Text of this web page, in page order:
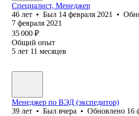
Специалист, Менеджер
46 лет • Был 14 февраля 2021 •
7 февраля 2021
35 000 ₽
Общий опыт
5 лет 11 месяцев
Менеджер по ВЭД (экспедитор)
39 лет • Был вчера • Обновлено 16